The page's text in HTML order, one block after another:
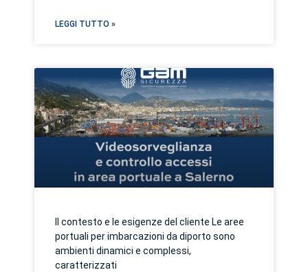
LEGGI TUTTO »
Il contesto e le esigenze del cliente Le aree
portuali per imbarcazioni da diporto sono
ambienti dinamici e complessi,
caratterizzati